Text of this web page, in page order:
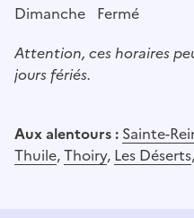
Dimanche Fermé
Attention, ces horaires
jours fériés.
Aux alentours : Sainte-
Thuile,Thoiry, Les Déserts,